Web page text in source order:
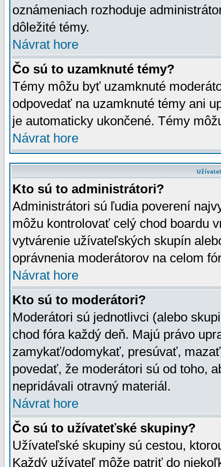
oznámeniach rozhoduje
dôležité témy.
Návrat hore
Čo sú to uzamknuté témy?
Témy môžu byť uzamknuté
odpovedať na uzamknuté témy ani
je automaticky ukončené. Témy
Návrat hore
Kto sú to administrátori?
Administrátori sú ľudia poverení
môžu kontrolovať celý chod boardu
vytvárenie užívateľských skupín
oprávnenia moderátorov na celom
Návrat hore
Kto sú to moderátori?
Moderátori sú jednotlivci (alebo
chod fóra každý deň. Majú právo
zamykať/odomykať, presúvať,
povedať, že moderátori sú od toho,
nepridávali otravný materiál.
Návrat hore
Čo sú to užívateťské skupiny?
Užívateľské skupiny sú cestou,
Každý užívateľ môže patriť do